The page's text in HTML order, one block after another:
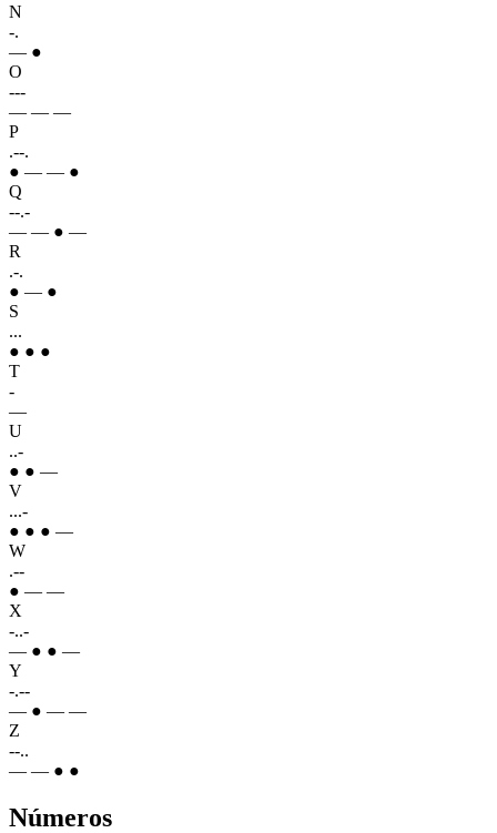
N
-.
— ●
O
---
— — —
P
.--.
● — — ●
Q
--.-
— — ● —
R
.-.
● — ●
S
...
● ● ●
T
-
—
U
..-
● ● —
V
...-
● ● ● —
W
.--
● — —
X
-..-
— ● ● —
Y
-.--
— ● — —
Z
--..
— — ● ●
Números